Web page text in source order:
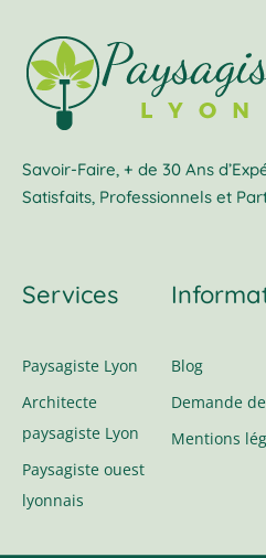
Savoir-Faire, + de 30 Ans
Satisfaits, Professionnels et
Services
Paysagiste Lyon
Architecte
paysagiste Lyon
Paysagiste ouest
lyonnais
Blog
Demande
Mentions